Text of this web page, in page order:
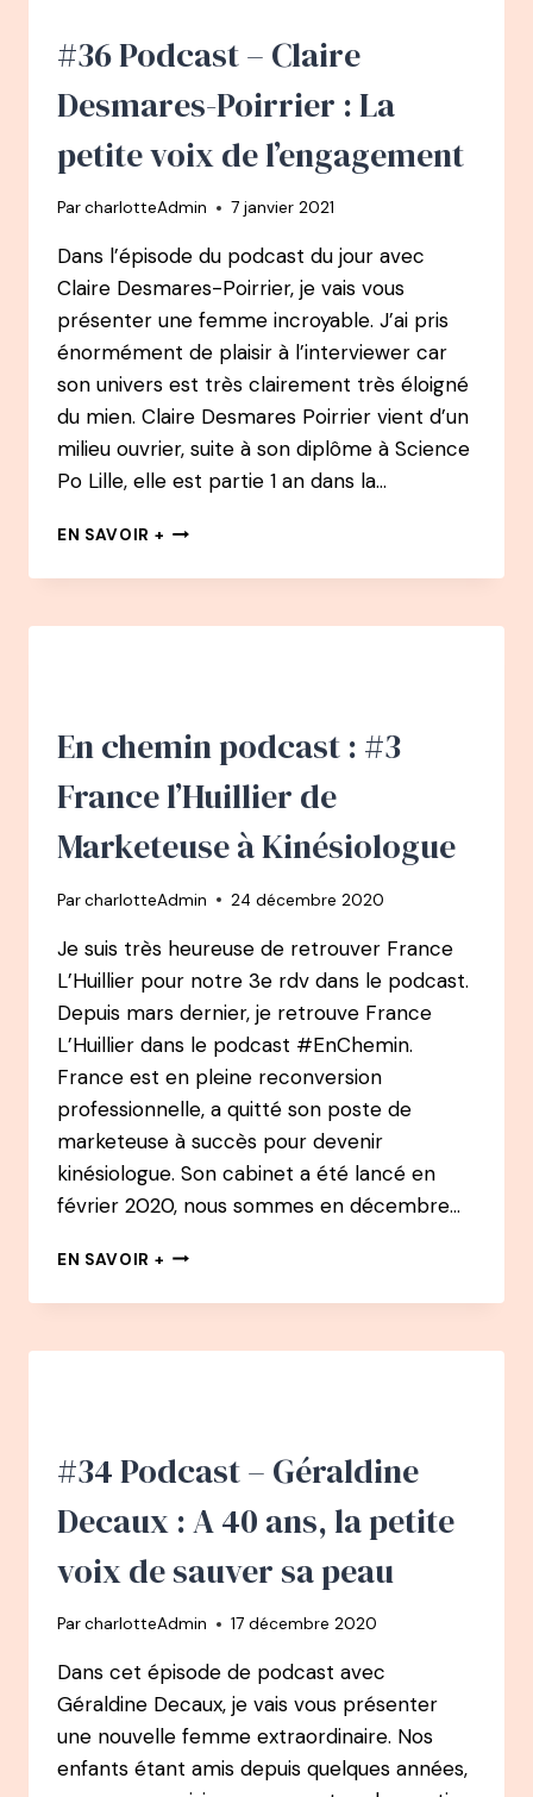
VOIX
GLACIERS
#36 Podcast – Claire
Desmares-Poirrier : La
petite voix de l’engagement
ParcharlotteAdmin 7 janvier 2021
Dans l’épisode du podcast du jour avec
Claire Desmares-Poirrier, je vais vous
présenter une femme incroyable. J’ai pris
énormément de plaisir à l’interviewer car
son univers est très clairement très éloigné
du mien. Claire Desmares Poirrier vient d’un
milieu ouvrier, suite à son diplôme à Science
Po Lille, elle est partie 1 an dans la…
EN SAVOIR + #36
–
DESMARES-
VOIX
DE
L’ENGAGEMENT
En chemin podcast : #3
France l’Huillier de
Marketeuse à Kinésiologue
ParcharlotteAdmin 24 décembre 2020
Je suis très heureuse de retrouver France
L’Huillier pour notre 3e rdv dans le podcast.
Depuis mars dernier, je retrouve France
L’Huillier dans le podcast #EnChemin.
France est en pleine reconversion
professionnelle, a quitté son poste de
marketeuse à succès pour devenir
kinésiologue. Son cabinet a été lancé en
février 2020, nous sommes en décembre…
EN SAVOIR + EN
PODCAST
#3
À
#34 Podcast – Géraldine
Decaux : A 40 ans, la petite
voix de sauver sa peau
ParcharlotteAdmin 17 décembre 2020
Dans cet épisode de podcast avec
Géraldine Decaux, je vais vous présenter
une nouvelle femme extraordinaire. Nos
enfants étant amis depuis quelques années,